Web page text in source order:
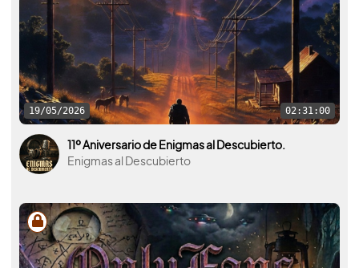
19/05/2026 02:31:00
11º Aniversario de Enigmas al Descubierto.
Enigmas al Descubierto